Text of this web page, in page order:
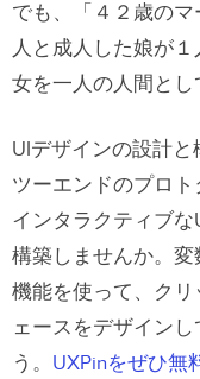
でも、「４２歳の
人と成人した娘が
女を一人の人間とし
UIデザインの設計
ツーエンドのプロト
インタラクティブ
構築しませんか。
機能を使って、ク
ェースをデザイン
う。 UXPinをぜひ無